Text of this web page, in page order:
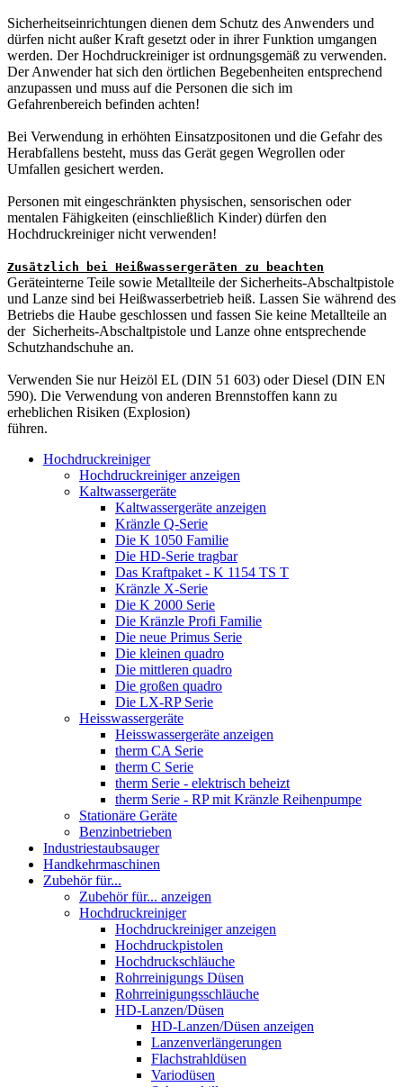
Sicherheitseinrichtungen dienen dem Schutz des Anwenders und
dürfen nicht außer Kraft gesetzt oder in ihrer Funktion umgangen
werden. Der Hochdruckreiniger ist ordnungsgemäß zu verwenden.
Der Anwender hat sich den örtlichen Begebenheiten entsprechend
anzupassen und muss auf die Personen die sich im
Gefahrenbereich befinden achten!
Bei Verwendung in erhöhten Einsatzpositonen und die Gefahr des
Herabfallens besteht, muss das Gerät gegen Wegrollen oder
Umfallen gesichert werden.
Personen mit eingeschränkten physischen, sensorischen oder
mentalen Fähigkeiten (einschließlich Kinder) dürfen den
Hochdruckreiniger nicht verwenden!
Zusätzlich bei Heißwassergeräten zu beachten
Geräteinterne Teile sowie Metallteile der Sicherheits-Abschaltpistole
und Lanze sind bei Heißwasserbetrieb heiß. Lassen Sie während des
Betriebs die Haube geschlossen und fassen Sie keine Metallteile an
der Sicherheits-Abschaltpistole und Lanze ohne entsprechende
Schutzhandschuhe an.
Verwenden Sie nur Heizöl EL (DIN 51 603) oder Diesel (DIN EN
590). Die Verwendung von anderen Brennstoffen kann zu
erheblichen Risiken (Explosion)
führen.
Hochdruckreiniger
Hochdruckreiniger anzeigen
Kaltwassergeräte
Kaltwassergeräte anzeigen
Kränzle Q-Serie
Die K 1050 Familie
Die HD-Serie tragbar
Das Kraftpaket - K 1154 TS T
Kränzle X-Serie
Die K 2000 Serie
Die Kränzle Profi Familie
Die neue Primus Serie
Die kleinen quadro
Die mittleren quadro
Die großen quadro
Die LX-RP Serie
Heisswassergeräte
Heisswassergeräte anzeigen
therm CA Serie
therm C Serie
therm Serie - elektrisch beheizt
therm Serie - RP mit Kränzle Reihenpumpe
Stationäre Geräte
Benzinbetrieben
Industriestaubsauger
Handkehrmaschinen
Zubehör für...
Zubehör für... anzeigen
Hochdruckreiniger
Hochdruckreiniger anzeigen
Hochdruckpistolen
Hochdruckschläuche
Rohrreinigungs Düsen
Rohrreinigungsschläuche
HD-Lanzen/Düsen
HD-Lanzen/Düsen anzeigen
Lanzenverlängerungen
Flachstrahldüsen
Variodüsen